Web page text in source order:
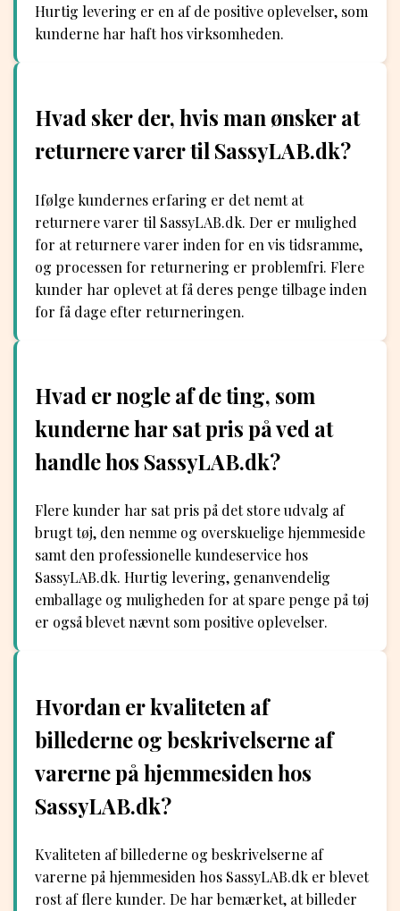
Hurtig levering er en af de positive oplevelser, som
kunderne har haft hos virksomheden.
Hvad sker der, hvis man ønsker at
returnere varer til SassyLAB.dk?
Ifølge kundernes erfaring er det nemt at
returnere varer til SassyLAB.dk. Der er mulighed
for at returnere varer inden for en vis tidsramme,
og processen for returnering er problemfri. Flere
kunder har oplevet at få deres penge tilbage inden
for få dage efter returneringen.
Hvad er nogle af de ting, som
kunderne har sat pris på ved at
handle hos SassyLAB.dk?
Flere kunder har sat pris på det store udvalg af
brugt tøj, den nemme og overskuelige hjemmeside
samt den professionelle kundeservice hos
SassyLAB.dk. Hurtig levering, genanvendelig
emballage og muligheden for at spare penge på tøj
er også blevet nævnt som positive oplevelser.
Hvordan er kvaliteten af
billederne og beskrivelserne af
varerne på hjemmesiden hos
SassyLAB.dk?
Kvaliteten af billederne og beskrivelserne af
varerne på hjemmesiden hos SassyLAB.dk er blevet
rost af flere kunder. De har bemærket, at billeder